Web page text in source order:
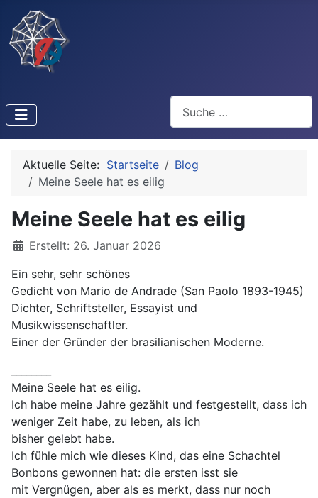
Aktuelle Seite: Startseite
Blog
Meine Seele hat es eilig
Meine Seele hat es eilig
DetailsErstellt: 26. Januar 2026
Ein sehr, sehr schönes
Gedicht von Mario de Andrade (San Paolo 1893-1945)
Dichter, Schriftsteller, Essayist und
Musikwissenschaftler.
Einer der Gründer der brasilianischen Moderne.
Meine Seele hat es eilig.
Ich habe meine Jahre gezählt und festgestellt, dass ich
weniger Zeit habe, zu leben, als ich
bisher gelebt habe.
Ich fühle mich wie dieses Kind, das eine Schachtel
Bonbons gewonnen hat: die ersten isst sie
mit Vergnügen, aber als es merkt, dass nur noch